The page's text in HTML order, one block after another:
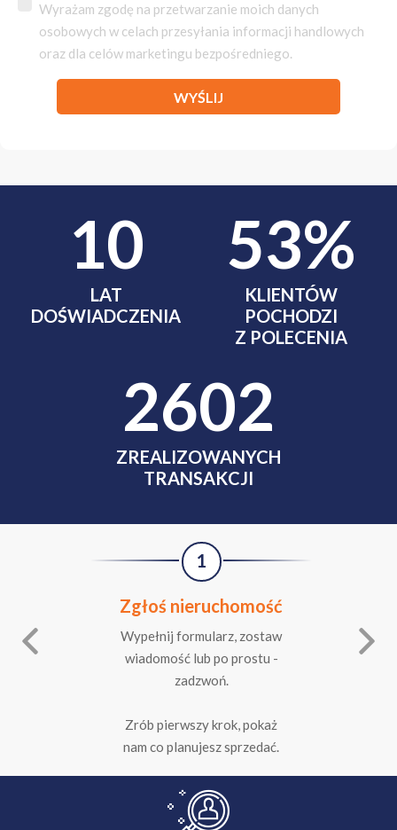
Wyrażam zgodę na przetwarzanie moich danych
osobowych w celach przesyłania informacji handlowych
oraz dla celów marketingu bezpośredniego.
WYŚLIJ
11
LAT
DOŚWIADCZENIA
60%
KLIENTÓW
POCHODZI
Z POLECENIA
2949
ZREALIZOWANYCH
TRANSAKCJI
1
Zgłoś nieruchomość
Wypełnij formularz, zostaw
wiadomość lub po prostu -
zadzwoń.
Zrób pierwszy krok, pokaż
nam co planujesz sprzedać.